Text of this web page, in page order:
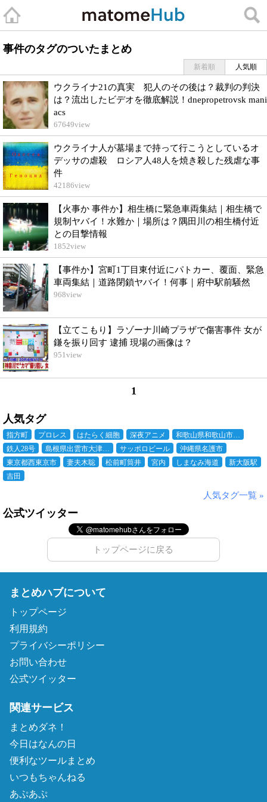
事件のタグのついたまとめ
新着順 人気順
ウクライナ21の真実 犯人のその後は？裁判の判決
は？流出したビデオを徹底解説！dnepropetrovsk mani
acs
67649view
ウクライナ人が墓場まで持って行こうとしているオ
デッサの虐殺 ロシア人48人を焼き殺した残虐な事
件
42186view
【火事か 事件か】相生橋に緊急車両集結｜相生橋で
規制ヤバイ！水難か｜場所は？隅田川の相生橋付近
との目撃情報
1852view
【事件か】宮町1丁目東付近にパトカー、覆面、緊急
車両集結｜道路閉鎖ヤバイ！何事｜府中駅前騒然
968view
【立てこもり】ラゾーナ川崎プラザで傷害事件 女が
鎌を振り回す 逮捕 現場の画像は？
951view
1
人気タグ
指方町 プロレス はたらく細胞 深夜アニメ
和歌山県和歌山市…
鉄人28号
島根県出雲市大津… サッポロビール
沖縄県名護市
東京都西東京市
妻夫木聡 松前町筒井 宮内 しまなみ海道
新大阪駅
吉田
人気タグ一覧 »
公式ツイッター
トップページに戻る
まとめハブについて
トップページ
利用規約
プライバシーポリシー
お問い合わせ
公式ツイッター
関連サービス
まとめダネ！
今日はなんの日
便利なツールまとめ
いつもちゃんねる
あぷあぷ